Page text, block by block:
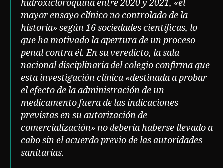
hidroxicloroquina entre 2020 y 2021, «el
mayor ensayo clínico no controlado de la
historia» según 16 sociedades científicas, lo
que ha motivado la apertura de un proceso
penal contra él. En su veredicto, la sala
nacional disciplinaria del colegio confirma que
esta investigación clínica «destinada a probar
el efecto de la administración de un
medicamento fuera de las indicaciones
previstas en su autorización de
comercialización» no debería haberse llevado a
cabo sin el acuerdo previo de las autoridades
sanitarias.